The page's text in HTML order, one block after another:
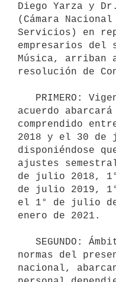
Diego Yarza y
(Cámara
Servicios) en
empresarios del
Música, arriban
resolución de
acuerdo
comprendido
2018 y el 30 de
disponiéndose
ajustes
de julio 2018,
de julio 2019,
el 1° de julio
enero de 2021.
normas del
nacional,